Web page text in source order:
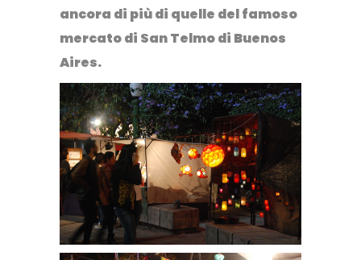
ancora di più di quelle del famoso
mercato di San Telmo di Buenos
Aires.